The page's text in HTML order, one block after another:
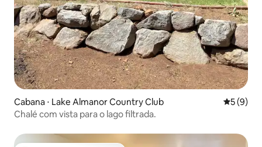
Cabana ⋅ Lake Almanor Country Club 5 de
5 (9)
Chalé com vista para o lago filtrada.